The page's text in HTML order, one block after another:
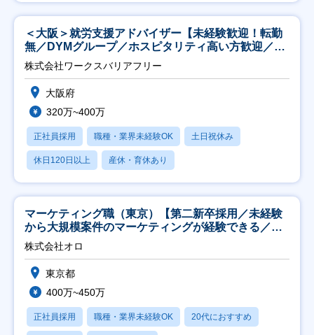
＜大阪＞就労支援アドバイザー【未経験歓迎！転勤
無／DYMグループ／ホスピタリティ高い方歓迎／土
日祝】
株式会社ワークスバリアフリー
大阪府
320万~400万
正社員採用 職種・業界未経験OK 土日祝休み
休日120日以上 産休・育休あり
マーケティング職（東京）【第二新卒採用／未経験
から大規模案件のマーケティングが経験できる／研
修充実】
株式会社オロ
東京都
400万~450万
正社員採用 職種・業界未経験OK 20代におすすめ